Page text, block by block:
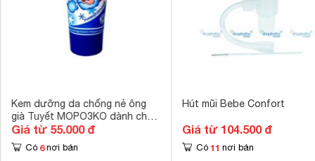
Kem dưỡng da chống nẻ ông
già Tuyết MOPO3KO dành cho
trẻ em
Giá từ 55.000 đ
Có 6 nơi bán
Hút mũi Bebe Confort
Giá từ 104.500 đ
Có 11 nơi bán